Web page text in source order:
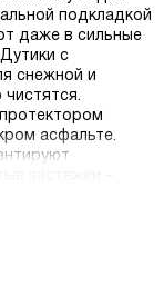
подкладкой
даже в сильные
с
снежной и
асфальте.